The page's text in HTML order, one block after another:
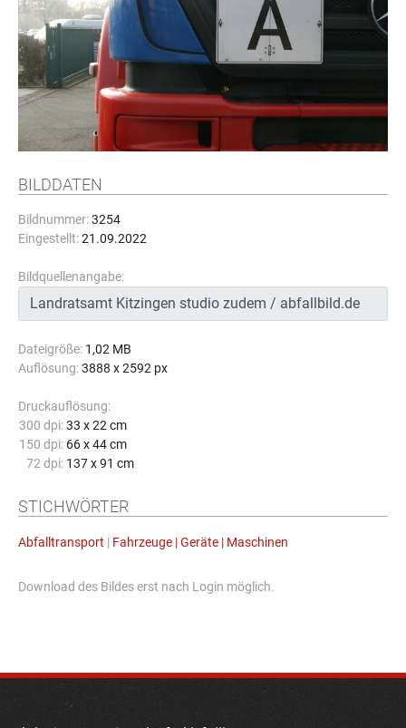
BILDDATEN
Bildnummer:3254
Eingestellt:21.09.2022
Bildquellenangabe:
Dateigröße: 1,02 MB
Auflösung:3888 x 2592 px
Druckauflösung:
300 dpi: 33 x 22 cm
150 dpi: 66 x 44 cm
72 dpi: 137 x 91 cm
STICHWÖRTER
Abfalltransport | Fahrzeuge | Geräte | Maschinen
Download des Bildes erst nach Login möglich.